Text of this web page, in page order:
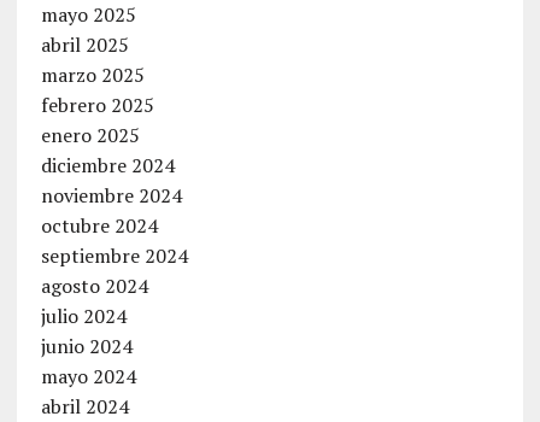
mayo 2025
abril 2025
marzo 2025
febrero 2025
enero 2025
diciembre 2024
noviembre 2024
octubre 2024
septiembre 2024
agosto 2024
julio 2024
junio 2024
mayo 2024
abril 2024